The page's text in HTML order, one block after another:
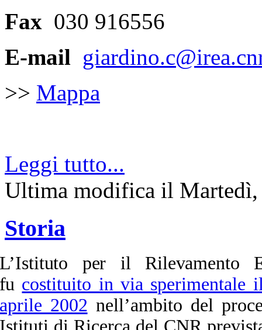
Fax 030 916556
E-mail
>> Mappa
Leggi tutto...
Ultima modifica il Martedì,
Storia
per il Rilevamento
costituito in via
2002 nell’ambito del